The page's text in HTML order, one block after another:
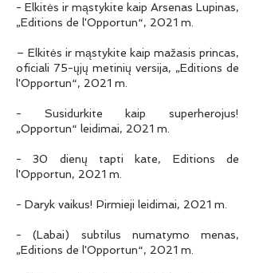
- Elkitės ir mąstykite kaip Arsenas Lupinas,
„Editions de l'Opportun“, 2021 m.
– Elkitės ir mąstykite kaip mažasis princas,
oficiali 75-ųjų metinių versija, „Editions de
l'Opportun“, 2021 m.
- Susidurkite kaip superherojus!
„Opportun“ leidimai, 2021 m.
- 30 dienų tapti kate, Editions de
l'Opportun, 2021 m.
- Daryk vaikus! Pirmieji leidimai, 2021 m.
- (Labai) subtilus numatymo menas,
„Editions de l'Opportun“, 2021 m.